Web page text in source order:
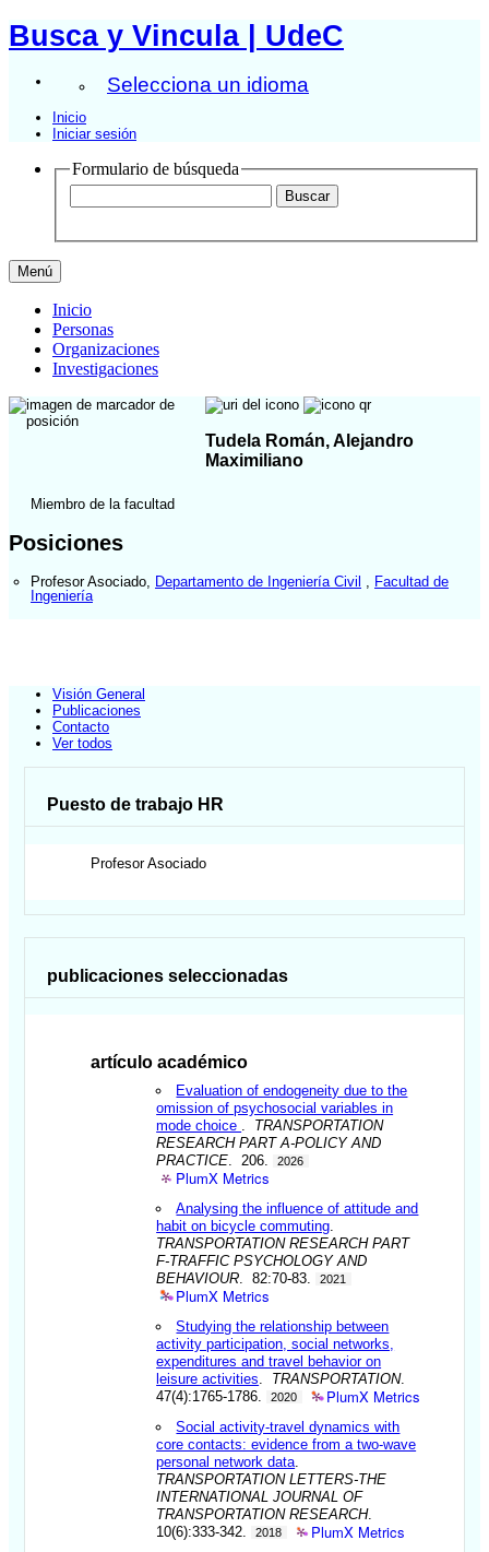
Busca y Vincula | UdeC
Selecciona un idioma
Inicio
Iniciar sesión
Formulario de búsqueda
Menú
Inicio
Personas
Organizaciones
Investigaciones
Tudela Román, Alejandro
Maximiliano
Miembro de la facultad
Posiciones
Profesor Asociado Departamento de Ingeniería Civil
Facultad de
Ingeniería
Visión General
Publicaciones
Contacto
Ver todos
Puesto de trabajo HR
Profesor Asociado
publicaciones seleccionadas
artículo académico
Evaluation of endogeneity due to the
omission of psychosocial variables in
mode choice
TRANSPORTATION
RESEARCH PART A-POLICY AND
PRACTICE . 206. 2026
PlumX Metrics
Analysing the influence of attitude and
habit on bicycle commuting
TRANSPORTATION RESEARCH PART
F-TRAFFIC PSYCHOLOGY AND
BEHAVIOUR . 82:70-83. 2021
PlumX Metrics
Studying the relationship between
activity participation, social networks,
expenditures and travel behavior on
leisure activities
TRANSPORTATION.
47(4):1765-1786.
2020 PlumX Metrics
Social activity-travel dynamics with
core contacts: evidence from a two-wave
personal network data
TRANSPORTATION LETTERS-THE
INTERNATIONAL JOURNAL OF
TRANSPORTATION RESEARCH.
10(6):333-342.
2018 PlumX Metrics